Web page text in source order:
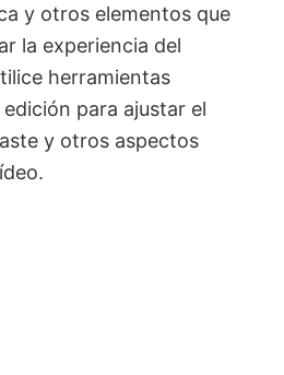
y otros elementos que
la experiencia del
herramientas
para ajustar el
y otros aspectos